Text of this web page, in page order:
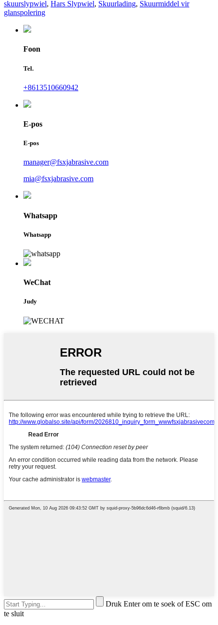
skuurslypwiel, Hars Slypwiel, Skuurlading, Skuurmiddel vir
glanspolering
Foon
Tel.
+8613510660942
E-pos
E-pos
manager@fsxjabrasive.com
mia@fsxjabrasive.com
Whatsapp
Whatsapp
WeChat
Judy
Druk Enter om te soek of ESC om
te sluit